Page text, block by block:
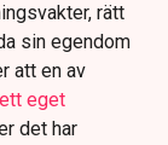
rätt
sin egendom
att en av
eget
det har